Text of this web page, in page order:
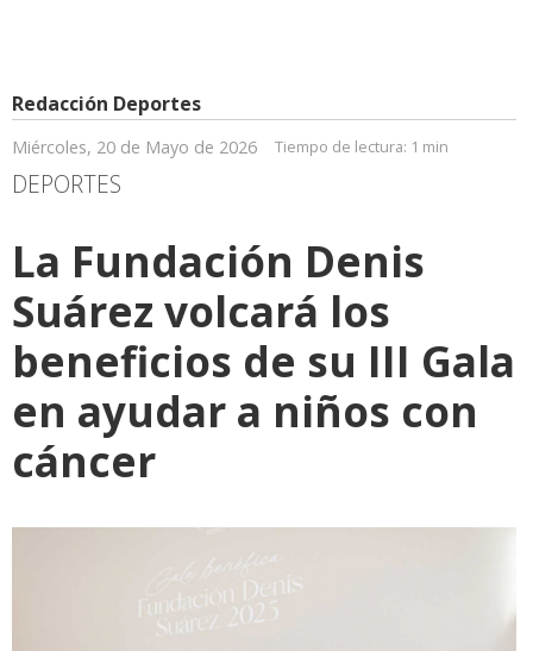
Redacción Deportes
Miércoles, 20 de Mayo de 2026 Tiempo de lectura: 1 min
DEPORTES
La Fundación Denis
Suárez volcará los
beneficios de su III Gala
en ayudar a niños con
cáncer